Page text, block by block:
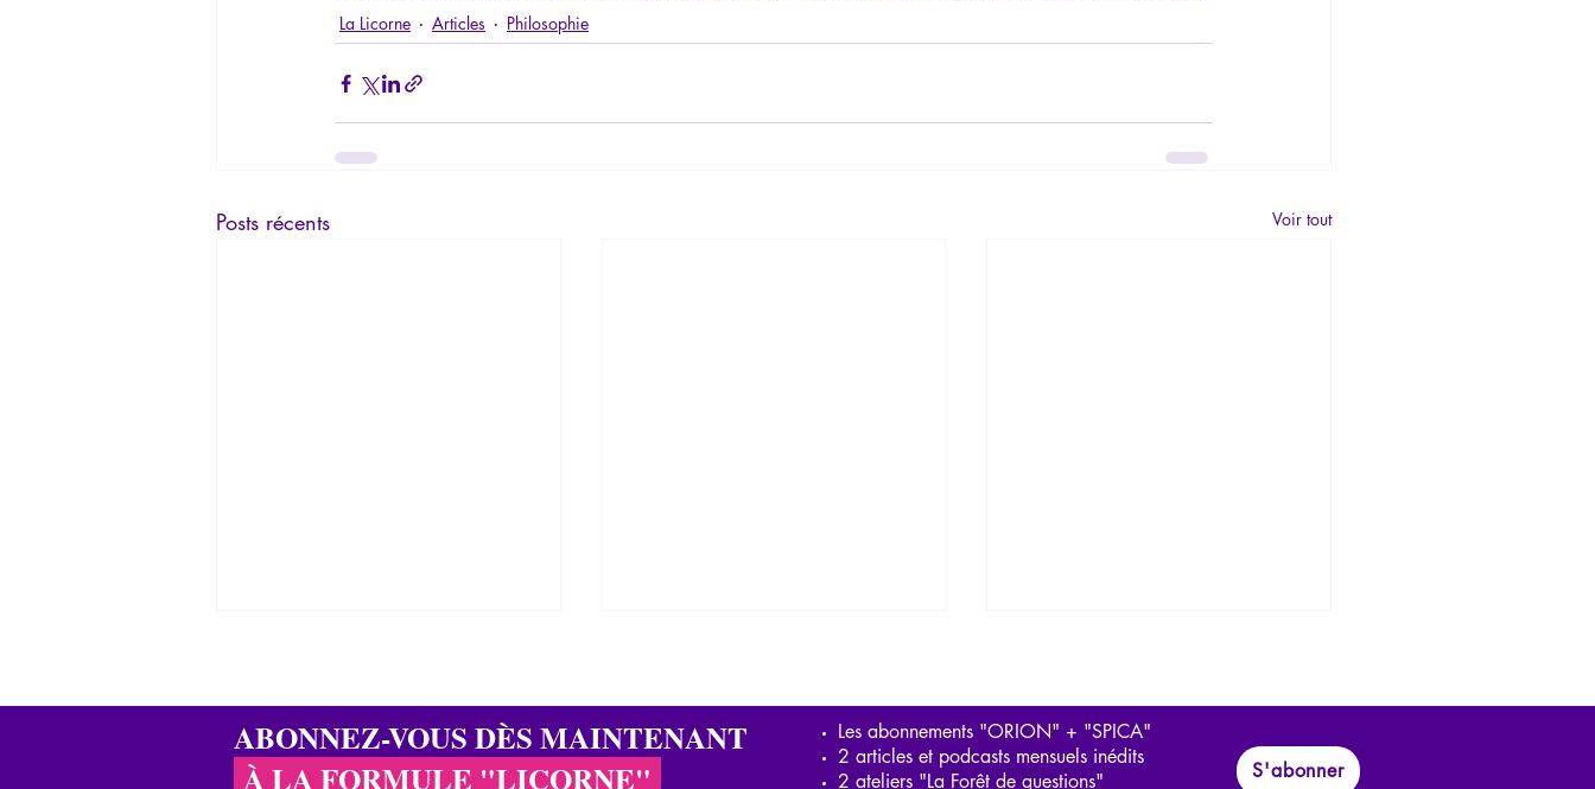
La Licorne
Articles Philosophie
Posts récents Voir tout
ABONNEZ-VOUS DÈS MAINTENANT
À LA FORMULE "LICORNE"
Les abonnements "ORION" + "SPICA"
2 articles et podcasts mensuels inédits
2 ateliers "La Forêt de questions"
S'abonner